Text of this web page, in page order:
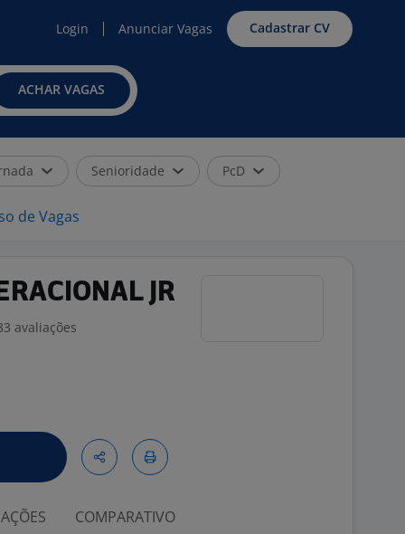
Login Anunciar Vagas Cadastrar CV
ACHAR VAGAS
Senioridade PcD
de Vagas
JR
avaliações
COMPARATIVO